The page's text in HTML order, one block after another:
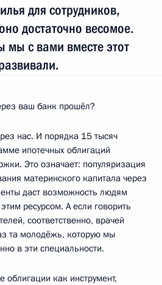
для сотрудников,
достаточно весомое.
мы с вами вместе этот
ваш банк прошёл?
нас. И порядка 15 тысяч
ипотечных облигаций
Это означает: популяризация
материнского капитала через
даст возможность людям
ресурсом. А если говорить
соответственно, врачей
та молодёжь, которую мы
в эти специальности.
облигации как инструмент,